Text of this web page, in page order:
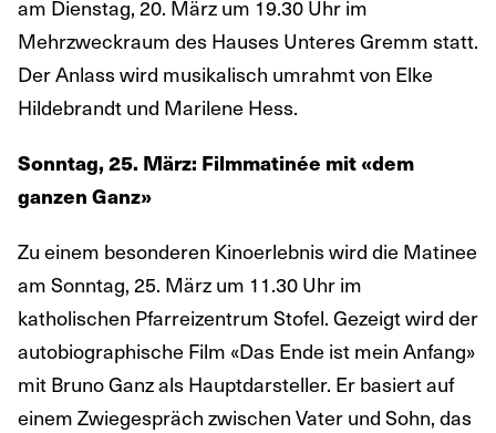
am Dienstag, 20. März um 19.30 Uhr im
Mehrzweckraum des Hauses Unteres Gremm statt.
Der Anlass wird musikalisch umrahmt von Elke
Hildebrandt und Marilene Hess.
Sonntag, 25. März: Filmmatinée mit «dem
ganzen Ganz»
Zu einem besonderen Kinoerlebnis wird die Matinee
am Sonntag, 25. März um 11.30 Uhr im
katholischen Pfarreizentrum Stofel. Gezeigt wird der
autobiographische Film «Das Ende ist mein Anfang»
mit Bruno Ganz als Hauptdarsteller. Er basiert auf
einem Zwiegespräch zwischen Vater und Sohn, das